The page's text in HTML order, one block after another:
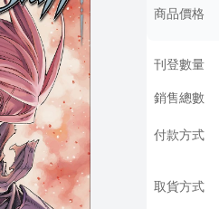
商品價格
刊登數量
銷售總數
付款方式
取貨方式